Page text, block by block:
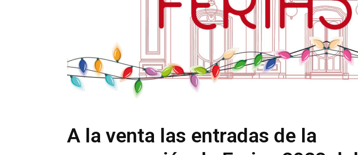
A la venta las entradas de la